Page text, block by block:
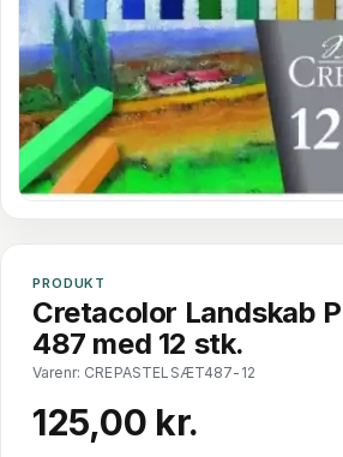
PRODUKT
Cretacolor Landskab
487 med 12 stk.
Varenr: CREPASTELSÆT487-12
125,00 kr.